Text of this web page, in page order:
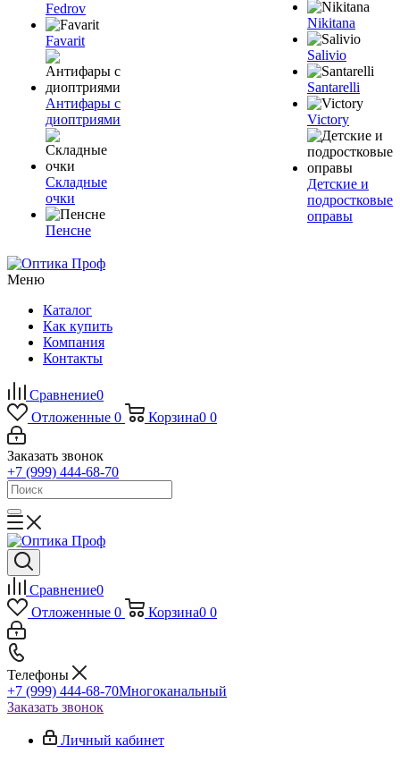
Fedrov
Favarit
Антифары с
диоптриями
Складные
очки
Пенсне
Nikitana
Salivio
Santarelli
Victory
Детские и
подростковые
оправы
Меню
Каталог
Как купить
Компания
Контакты
Сравнение0
Отложенные 0 Корзина0 0
Заказать звонок
+7 (999) 444-68-70
Сравнение0
Отложенные 0 Корзина0 0
Телефоны
+7 (999) 444-68-70Многоканальный
Заказать звонок
Личный кабинет